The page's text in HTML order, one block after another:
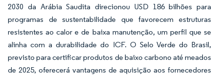
2030 da Arábia Saudita direcionou USD 186 bilhões para
programas de sustentabilidade que favorecem estruturas
resistentes ao calor e de baixa manutenção, um perfil que se
alinha com a durabilidade do ICF. O Selo Verde do Brasil,
previsto para certificar produtos de baixo carbono até meados
de 2025, oferecerá vantagens de aquisição aos fornecedores